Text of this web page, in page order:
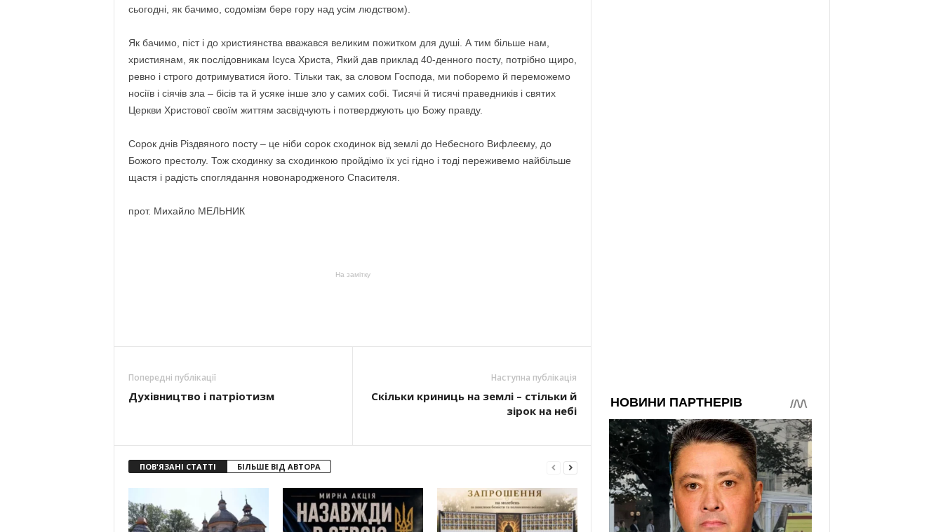
сьогодні, як бачимо, содомізм бере гору над усім людством).
Як бачимо, піст і до християнства вважався великим пожитком для душі. А тим більше нам,
християнам, як послідовникам Ісуса Христа, Який дав приклад 40-денного посту, потрібно щиро,
ревно і строго дотримуватися його. Тільки так, за словом Господа, ми поборемо й переможемо
носіїв і сіячів зла – бісів та й усяке інше зло у самих собі. Тисячі й тисячі праведників і святих
Церкви Христової своїм життям засвідчують і потверджують цю Божу правду.
Сорок днів Різдвяного посту – це ніби сорок сходинок від землі до Небесного Вифлеєму, до
Божого престолу. Тож сходинку за сходинкою пройдімо їх усі гідно і тоді переживемо найбільше
щастя і радість споглядання новонародженого Спасителя.
прот. Михайло МЕЛЬНИК
На замітку
Попередні публікації
Духівництво і патріотизм
Наступна публікація
Скільки криниць на землі – стільки й
зірок на небі
ПОВ'ЯЗАНІ СТАТТІ БІЛЬШЕ ВІД АВТОРА